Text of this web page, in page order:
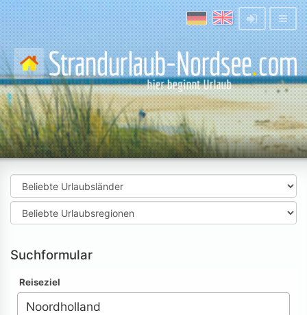
Suchformular
Reiseziel